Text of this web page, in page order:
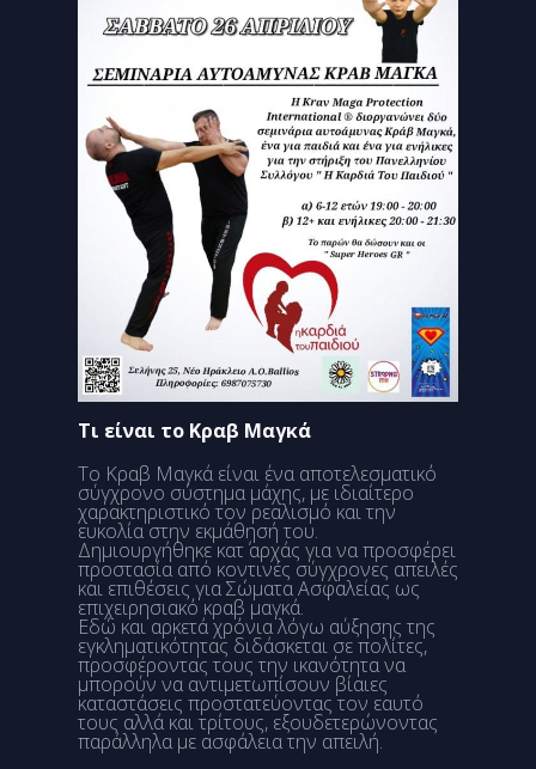
Τι είναι το Κραβ Μαγκά
Το Κραβ Μαγκά είναι ένα αποτελεσματικό
σύγχρονο σύστημα μάχης, με ιδιαίτερο
χαρακτηριστικό τον ρεαλισμό και την
ευκολία στην εκμάθησή του.
Δημιουργήθηκε κατ΄ αρχάς για να προσφέρει
προστασία από κοντινές σύγχρονες απειλές
και επιθέσεις για Σώματα Ασφαλείας ως
επιχειρησιακό κραβ μαγκά.
Εδώ και αρκετά χρόνια λόγω αύξησης της
εγκληματικότητας διδάσκεται σε πολίτες,
προσφέροντας τους την ικανότητα να
μπορούν να αντιμετωπίσουν βίαιες
καταστάσεις προστατεύοντας τον εαυτό
τους αλλά και τρίτους, εξουδετερώνοντας
παράλληλα με ασφάλεια την απειλή.